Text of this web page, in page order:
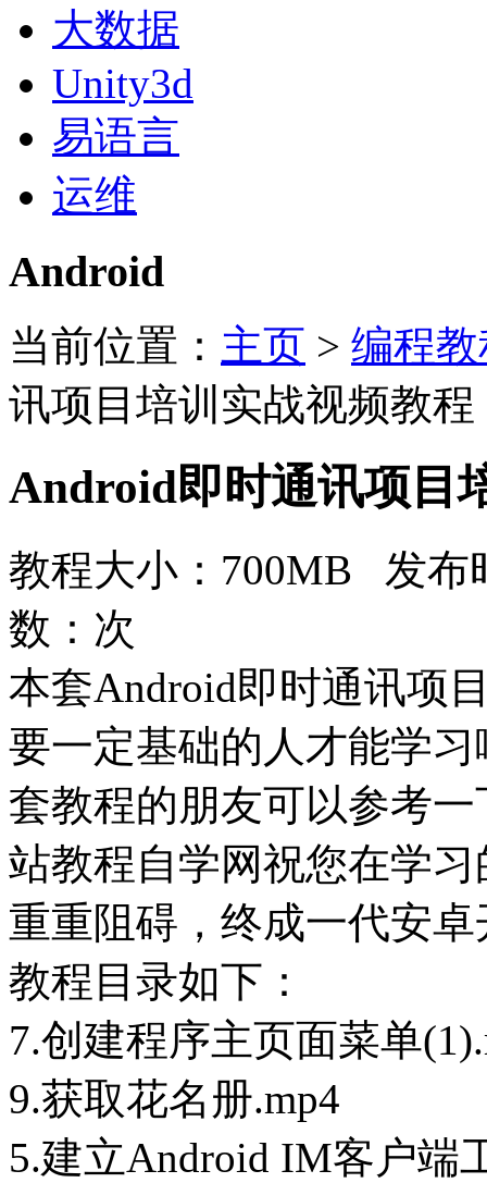
大数据
Unity3d
易语言
运维
Android
当前位置： 主页 > 编程
讯项目培训实战视频教程
Android即时通讯项目
教程大小：700MB 发
数： 次
本套Android即时通讯项
要一定基础的人才能学
套教程的朋友可以参考
站教程自学网祝您在学
重重阻碍，终成一代安
教程目录如下：
7.创建程序主页面菜单
9.获取花名册.mp4
5.建立Android IM客户端